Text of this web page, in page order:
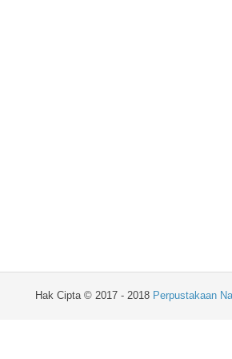
Hak Cipta © 2017 - 2018 Perpustakaan